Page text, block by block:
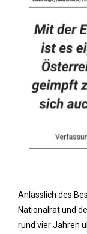
Anlässlich des
Nationalrat und
rund vier Jahren